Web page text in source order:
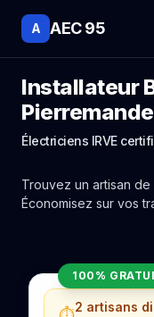
A AEC 95
Installateur
Pierremande
Électriciens IRVE
Trouvez un artisan
Économisez sur vos
100%
2 artisans